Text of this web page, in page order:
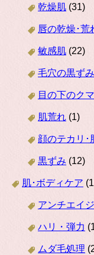
乾燥肌 (31)
唇の乾燥･荒
敏感肌 (22)
毛穴の黒ずみ
目の下のクマ
肌荒れ (1)
顔のテカリ･
黒ずみ (12)
肌･ボディケア
アンチエイ
ハリ・弾力
ムダ毛処理